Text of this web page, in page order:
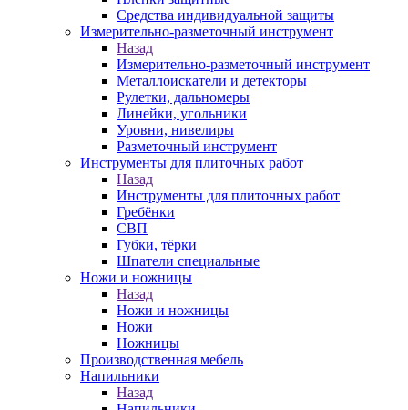
Средства индивидуальной защиты
Измерительно-разметочный инструмент
Назад
Измерительно-разметочный инструмент
Металлоискатели и детекторы
Рулетки, дальномеры
Линейки, угольники
Уровни, нивелиры
Разметочный инструмент
Инструменты для плиточных работ
Назад
Инструменты для плиточных работ
Гребёнки
СВП
Губки, тёрки
Шпатели специальные
Ножи и ножницы
Назад
Ножи и ножницы
Ножи
Ножницы
Производственная мебель
Напильники
Назад